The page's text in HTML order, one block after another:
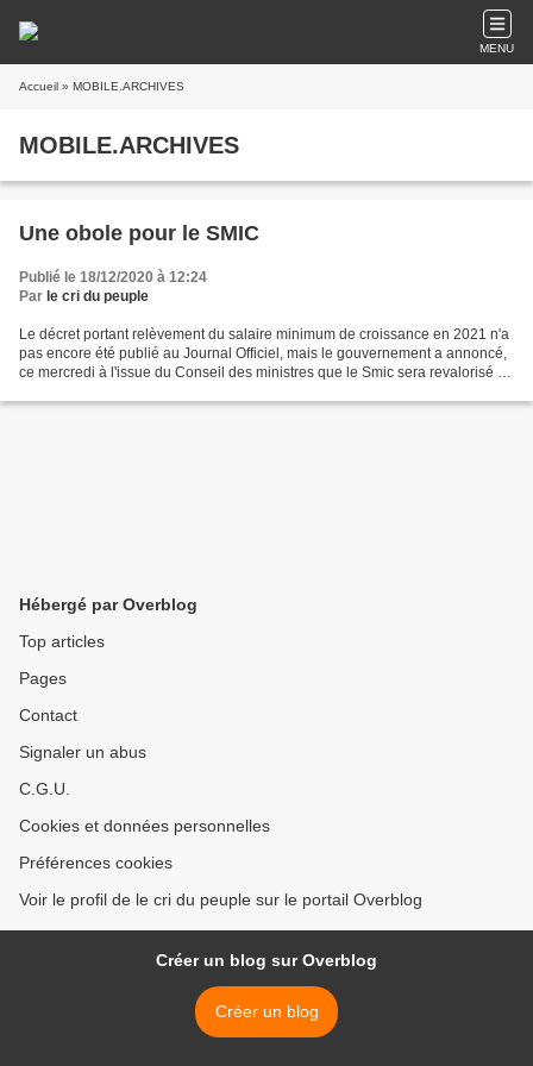
MENU
Accueil » MOBILE.ARCHIVES
MOBILE.ARCHIVES
Une obole pour le SMIC
Publié le 18/12/2020 à 12:24
Par le cri du peuple
Le décret portant relèvement du salaire minimum de croissance en 2021 n'a
pas encore été publié au Journal Officiel, mais le gouvernement a annoncé,
ce mercredi à l'issue du Conseil des ministres que le Smic sera revalorisé de
Hébergé par Overblog
Top articles
Pages
Contact
Signaler un abus
C.G.U.
Cookies et données personnelles
Préférences cookies
Voir le profil de le cri du peuple sur le portail Overblog
Créer un blog sur Overblog
Créer un blog